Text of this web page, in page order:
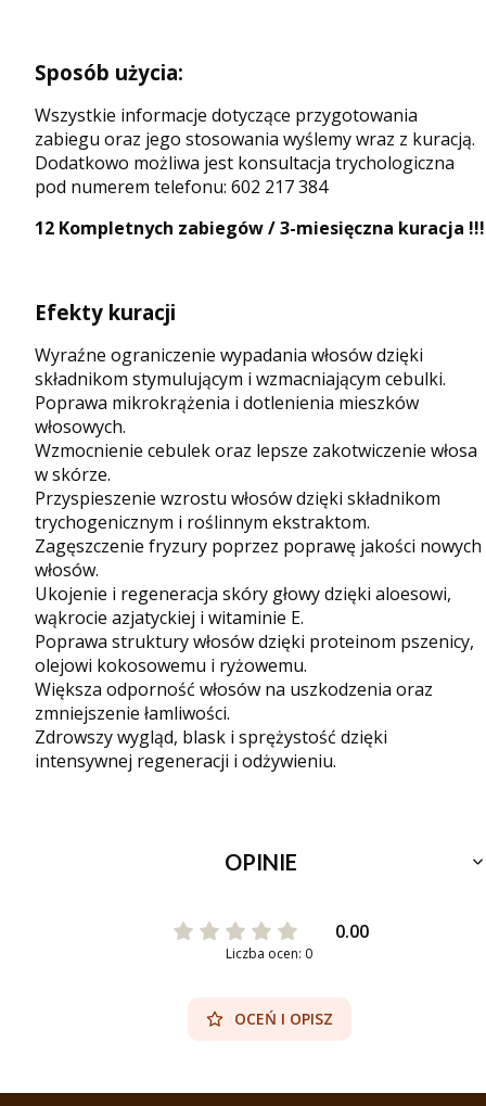
Sposób użycia:
Wszystkie informacje dotyczące przygotowania
zabiegu oraz jego stosowania wyślemy wraz z kuracją.
Dodatkowo możliwa jest konsultacja trychologiczna
pod numerem telefonu: 602 217 384
12 Kompletnych zabiegów / 3-miesięczna kuracja !!!
Efekty kuracji
Wyraźne ograniczenie wypadania włosów dzięki
składnikom stymulującym i wzmacniającym cebulki.
Poprawa mikrokrążenia i dotlenienia mieszków
włosowych.
Wzmocnienie cebulek oraz lepsze zakotwiczenie włosa
w skórze.
Przyspieszenie wzrostu włosów dzięki składnikom
trychogenicznym i roślinnym ekstraktom.
Zagęszczenie fryzury poprzez poprawę jakości nowych
włosów.
Ukojenie i regeneracja skóry głowy dzięki aloesowi,
wąkrocie azjatyckiej i witaminie E.
Poprawa struktury włosów dzięki proteinom pszenicy,
olejowi kokosowemu i ryżowemu.
Większa odporność włosów na uszkodzenia oraz
zmniejszenie łamliwości.
Zdrowszy wygląd, blask i sprężystość dzięki
intensywnej regeneracji i odżywieniu.
OPINIE
0.00
Liczba ocen: 0
OCEŃ I OPISZ